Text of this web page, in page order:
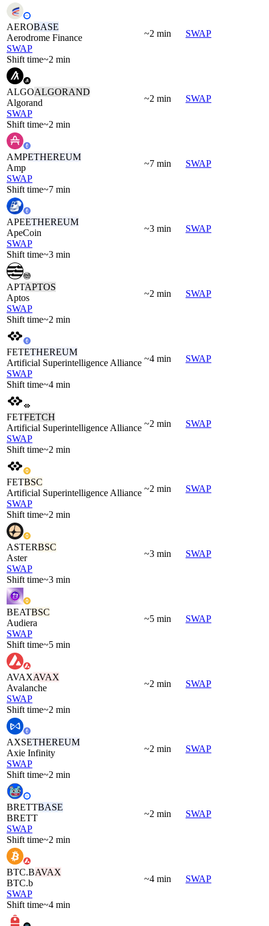
AEROBASE
Aerodrome Finance
SWAP
Shift time~2 min
~2 min SWAP
ALGOALGORAND
Algorand
SWAP
Shift time~2 min
~2 min SWAP
AMPETHEREUM
Amp
SWAP
Shift time~7 min
~7 min SWAP
APEETHEREUM
ApeCoin
SWAP
Shift time~3 min
~3 min SWAP
APTAPTOS
Aptos
SWAP
Shift time~2 min
~2 min SWAP
FETETHEREUM
Artificial Superintelligence Alliance
SWAP
Shift time~4 min
~4 min SWAP
FETFETCH
Artificial Superintelligence Alliance
SWAP
Shift time~2 min
~2 min SWAP
FETBSC
Artificial Superintelligence Alliance
SWAP
Shift time~2 min
~2 min SWAP
ASTERBSC
Aster
SWAP
Shift time~3 min
~3 min SWAP
BEATBSC
Audiera
SWAP
Shift time~5 min
~5 min SWAP
AVAXAVAX
Avalanche
SWAP
Shift time~2 min
~2 min SWAP
AXSETHEREUM
Axie Infinity
SWAP
Shift time~2 min
~2 min SWAP
BRETTBASE
BRETT
SWAP
Shift time~2 min
~2 min SWAP
BTC.BAVAX
BTC.b
SWAP
Shift time~4 min
~4 min SWAP